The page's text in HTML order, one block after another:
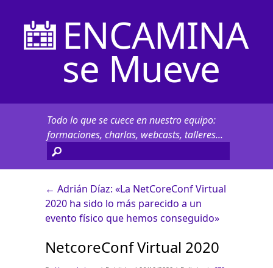
ENCAMINA
se Mueve
Todo lo que se cuece en nuestro equipo:
formaciones, charlas, webcasts, talleres...
← Adrián Díaz: «La NetCoreConf Virtual
2020 ha sido lo más parecido a un
evento físico que hemos conseguido»
NetcoreConf Virtual 2020